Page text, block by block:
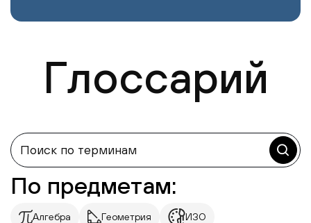
Глоссарий
По предметам:
Алгебра Геометрия ИЗО